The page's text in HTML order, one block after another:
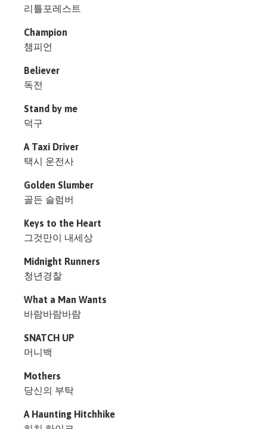
리틀포레스트
Champion
챔피언
Believer
독전
Stand by me
덕구
A Taxi Driver
택시 운전사
Golden Slumber
골든 슬럼버
Keys to the Heart
그것만이 내세상
Midnight Runners
청년경찰
What a Man Wants
바람바람바람
SNATCH UP
머니백
Mothers
당신의 부탁
A Haunting Hitchhike